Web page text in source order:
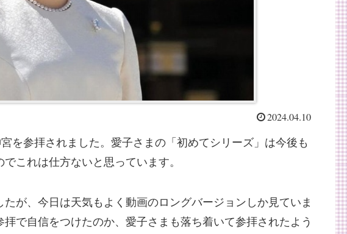
2024.04.10
を参拝されました。愛子さまの「初めてシリーズ」は今後も
これは仕方ないと思っています。
が、今日は天気もよく動画のロングバージョンしか見ていま
で自信をつけたのか、愛子さまも落ち着いて参拝されたよう